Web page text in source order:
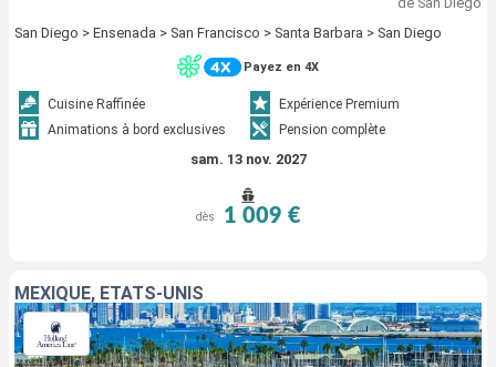
San Diego > Ensenada > San Francisco > Santa Barbara > San Diego
Payez en 4X
Cuisine Raffinée
Expérience Premium
Animations à bord exclusives
Pension complète
sam. 13 nov. 2027
dès 1 009 €
MEXIQUE, ÉTATS-UNIS